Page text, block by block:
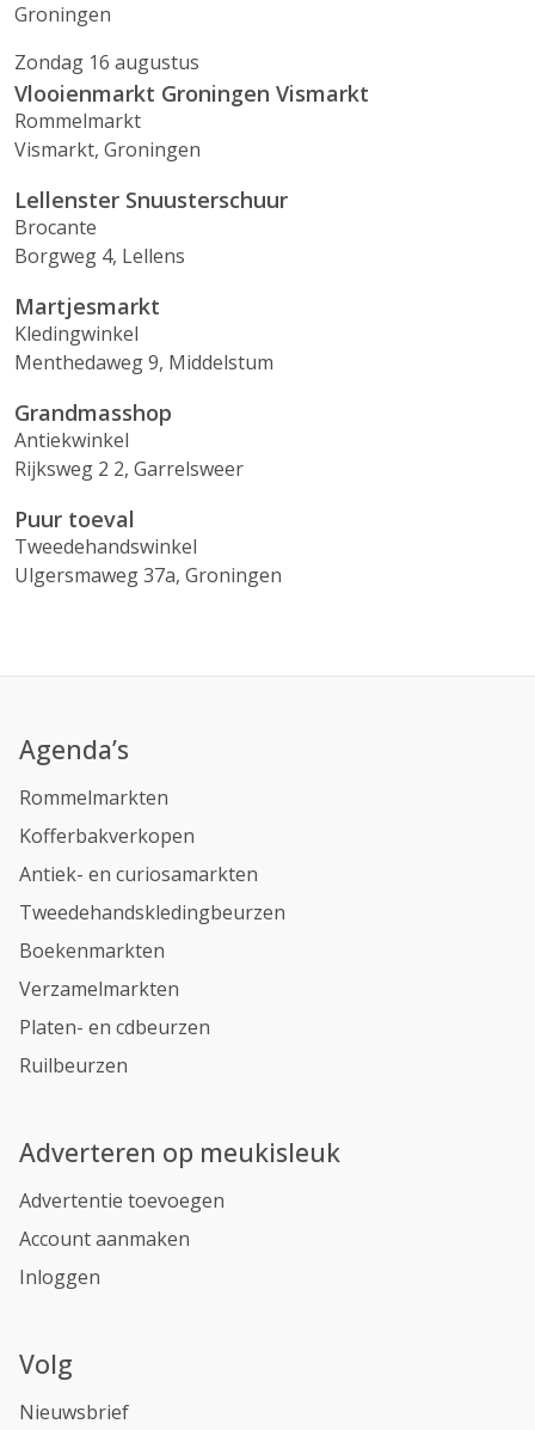
Groningen
Zondag 16 augustus
Vlooienmarkt Groningen Vismarkt
Rommelmarkt
Vismarkt, Groningen
Lellenster Snuusterschuur
Brocante
Borgweg 4, Lellens
Martjesmarkt
Kledingwinkel
Menthedaweg 9, Middelstum
Grandmasshop
Antiekwinkel
Rijksweg 2 2, Garrelsweer
Puur toeval
Tweedehandswinkel
Ulgersmaweg 37a, Groningen
Agenda’s
Rommelmarkten
Kofferbakverkopen
Antiek- en curiosamarkten
Tweedehandskledingbeurzen
Boekenmarkten
Verzamelmarkten
Platen- en cdbeurzen
Ruilbeurzen
Adverteren op meukisleuk
Advertentie toevoegen
Account aanmaken
Inloggen
Volg
Nieuwsbrief